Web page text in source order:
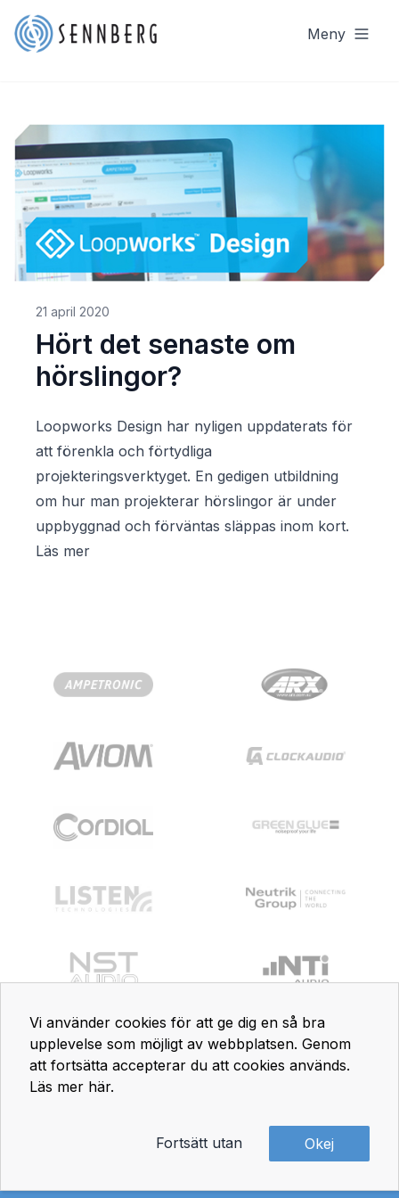
Meny
21 april 2020
Hört det senaste om
hörslingor?
Loopworks Design har nyligen uppdaterats för
att förenkla och förtydliga
projekteringsverktyget. En gedigen utbildning
om hur man projekterar hörslingor är under
uppbyggnad och förväntas släppas inom kort.
Läs mer
Vi använder cookies för att ge dig en så bra
upplevelse som möjligt av webbplatsen. Genom
att fortsätta accepterar du att cookies används.
Läs mer här.
Okej
Fortsätt utan